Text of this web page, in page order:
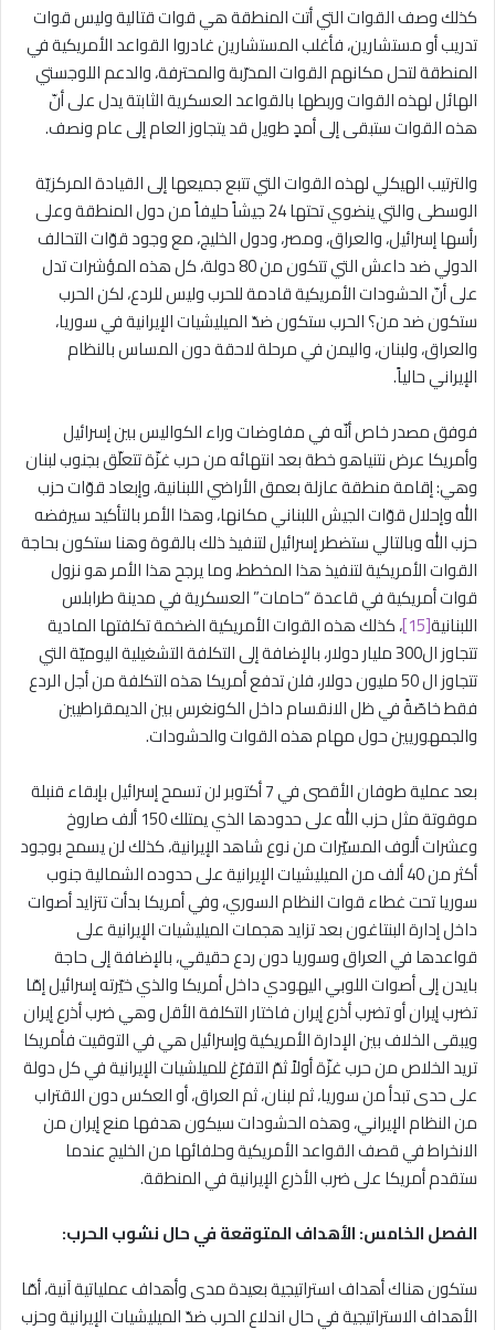
كذلك وصف القوات التي أتت المنطقة هي قوات قتالية وليس قوات
تدريب أو مستشارين، فأغلب المستشارين غادروا القواعد الأمريكية في
المنطقة لتحل مكانهم القوات المدرّبة والمحترفة، والدعم اللوجستي
الهائل لهذه القوات وربطها بالقواعد العسكرية الثابتة يدل على أنّ
هذه القوات ستبقى إلى أمدٍ طويل قد يتجاوز العام إلى عام ونصف.
والترتيب الهيكلي لهذه القوات التي تتبع جميعها إلى القيادة المركزيّة
الوسطى والتي ينضوي تحتها 24 جيشاً حليفاً من دول المنطقة وعلى
رأسها إسرائيل، والعراق، ومصر، ودول الخليج، مع وجود قوّات التحالف
الدولي ضد داعش التي تتكون من 80 دولة، كل هذه المؤشرات تدل
على أنّ الحشودات الأمريكية قادمة للحرب وليس للردع، لكن الحرب
ستكون ضد من؟ الحرب ستكون ضدّ الميليشيات الإيرانية في سوريا،
والعراق، ولبنان، واليمن في مرحلة لاحقة دون المساس بالنظام
الإيراني حالياً.
فوفق مصدر خاص أنّه في مفاوضات وراء الكواليس بين إسرائيل
وأمريكا عرض نتنياهو خطة بعد انتهائه من حرب غزّة تتعلّق بجنوب لبنان
وهي: إقامة منطقة عازلة بعمق الأراضي اللبنانية، وإبعاد قوّات حزب
الله وإحلال قوّات الجيش اللبناني مكانها، وهذا الأمر بالتأكيد سيرفضه
حزب الله وبالتالي ستضطر إسرائيل لتنفيذ ذلك بالقوة وهنا ستكون بحاجة
القوات الأمريكية لتنفيذ هذا المخطط، وما يرجح هذا الأمر هو نزول
قوات أمريكية في قاعدة “حامات” العسكرية في مدينة طرابلس
اللبنانية[15]
، كذلك هذه القوات الأمريكية الضخمة تكلفتها المادية
تتجاوز ال300 مليار دولار، بالإضافة إلى التكلفة التشغيلية اليوميّة التي
تتجاوز ال 50 مليون دولار، فلن تدفع أمريكا هذه التكلفة من أجل الردع
فقط خاصّةً في ظل الانقسام داخل الكونغرس بين الديمقراطيين
والجمهوريين حول مهام هذه القوات والحشودات.
بعد عملية طوفان الأقصى في 7 أكتوبر لن تسمح إسرائيل بإبقاء قنبلة
موقوتة مثل حزب الله على حدودها الذي يمتلك 150 ألف صاروخ
وعشرات ألوف المسيّرات من نوع شاهد الإيرانية، كذلك لن يسمح بوجود
أكثر من 40 ألف من الميليشيات الإيرانية على حدوده الشمالية جنوب
سوريا تحت غطاء قوات النظام السوري، وفي أمريكا بدأت تتزايد أصوات
داخل إدارة البنتاغون بعد تزايد هجمات الميليشيات الإيرانية على
قواعدها في العراق وسوريا دون ردع حقيقي، بالإضافة إلى حاجة
بايدن إلى أصوات اللوبي اليهودي داخل أمريكا والذي خيّرته إسرائيل إمّا
تضرب إيران أو تضرب أذرع إيران فاختار التكلفة الأقل وهي ضرب أذرع إيران
ويبقى الخلاف بين الإدارة الأمريكية وإسرائيل هي في التوقيت فأمريكا
تريد الخلاص من حرب غزّة أولاً ثمّ التفرّغ للميلشيات الإيرانية في كل دولة
على حدى تبدأ من سوريا، ثم لبنان، ثم العراق، أو العكس دون الاقتراب
من النظام الإيراني، وهذه الحشودات سيكون هدفها منع إيران من
الانخراط في قصف القواعد الأمريكية وحلفائها من الخليج عندما
ستقدم أمريكا على ضرب الأذرع الإيرانية في المنطقة.
الفصل الخامس: الأهداف المتوقعة في حال نشوب الحرب:
ستكون هناك أهداف استراتيجية بعيدة مدى وأهداف عملياتية آنية، أمّا
الأهداف الاستراتيجية في حال اندلاع الحرب ضدّ الميليشيات الإيرانية وحزب